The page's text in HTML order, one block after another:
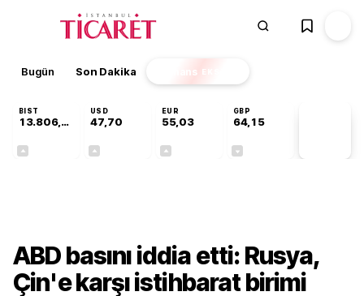
Bugün Son Dakika Finans EKSTRA
BIST
13.806,12
USD
47,70
EUR
55,03
GBP
64,15
ABD basını iddia etti: Rusya,
Çin'e karşı istihbarat birimi